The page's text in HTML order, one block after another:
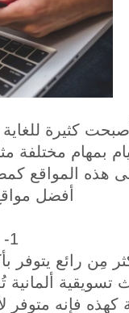
كثيرة
بمهام مختلفة
هذه المواقع
أفضل
1- MOBROG
مِن رائع يتوفر
كهذه فإنه